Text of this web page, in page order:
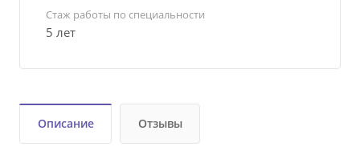
Стаж работы по специальности
5 лет
Описание Отзывы